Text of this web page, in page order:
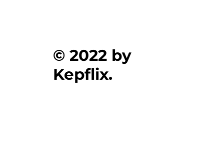
© 2022 by
Kepflix.